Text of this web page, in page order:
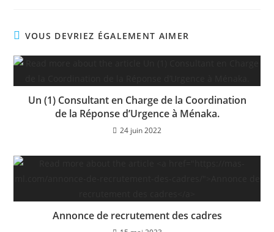
VOUS DEVRIEZ ÉGALEMENT AIMER
Un (1) Consultant en Charge de la Coordination
de la Réponse d’Urgence à Ménaka.
24 juin 2022
Annonce de recrutement des cadres